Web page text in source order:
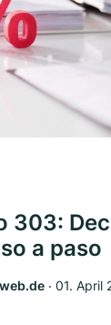
303:
a paso
‧ 01. April